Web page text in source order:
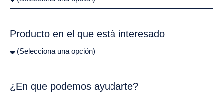
Producto en el que está interesado
¿En que podemos ayudarte?